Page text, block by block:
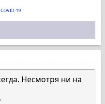
COVID-19
Несмотря ни на